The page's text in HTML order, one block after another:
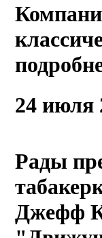
24 июля
Рады
Джефф